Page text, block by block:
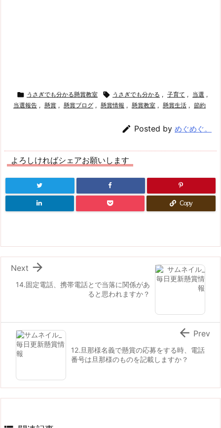
 うさぎでも分かる懸賞教室  うさぎでも分かる , 子育て , 当選 ,
当選報告 , 懸賞 , 懸賞ブログ , 懸賞情報 , 懸賞教室 , 懸賞生活 , 節約
 Posted by めぐめぐ。
よろしければシェアお願いします
Copy
14.固定電話、携帯電話とで当落に関係があ
ると思われますか？

Next
12.旦那様名義で懸賞の応募をする時、電話
番号は旦那様のものを記載しますか？
 Prev